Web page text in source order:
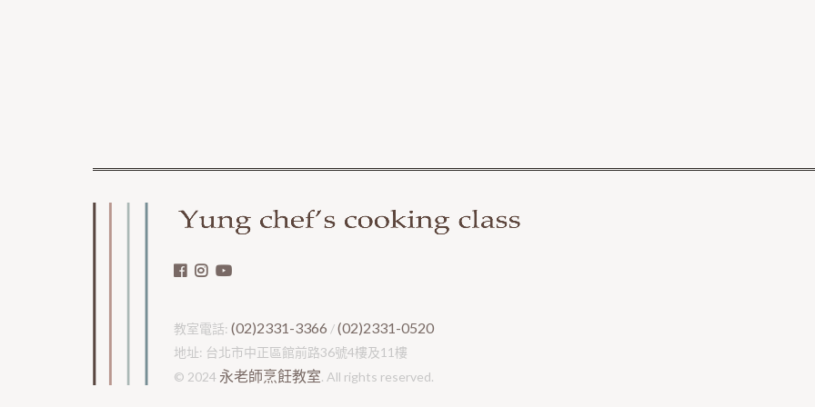
教室電話: (02)2331-3366 /(02)2331-0520
地址: 台北市中正區館前路36號4樓及11樓
© 2024 永老師烹飪教室. All rights reserved.